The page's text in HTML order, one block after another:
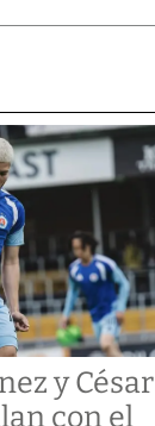
y César
con el